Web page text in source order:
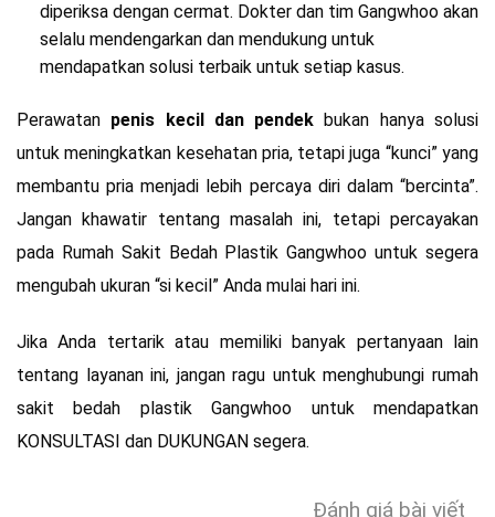
diperiksa dengan cermat. Dokter dan tim Gangwhoo akan
selalu mendengarkan dan mendukung untuk
mendapatkan solusi terbaik untuk setiap kasus.
Perawatan penis kecil dan pendek bukan hanya solusi
untuk meningkatkan kesehatan pria, tetapi juga “kunci” yang
membantu pria menjadi lebih percaya diri dalam “bercinta”.
Jangan khawatir tentang masalah ini, tetapi percayakan
pada Rumah Sakit Bedah Plastik Gangwhoo untuk segera
mengubah ukuran “si kecil” Anda mulai hari ini.
Jika Anda tertarik atau memiliki banyak pertanyaan lain
tentang layanan ini, jangan ragu untuk menghubungi rumah
sakit bedah plastik Gangwhoo untuk mendapatkan
KONSULTASI dan DUKUNGAN segera.
Đánh giá bài viết